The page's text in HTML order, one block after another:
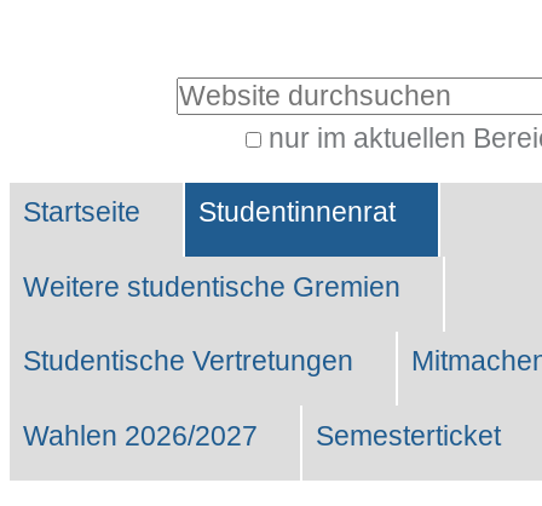
Website durchsuchen
nur im aktuellen
Suche…
Sektionen
Startseite Studentinnenrat
Weitere studentische Gremien
Studentische Vertretungen
Wahlen 2026/2027 Semesterticket